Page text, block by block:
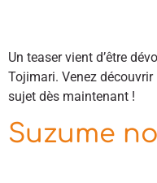
Un teaser vient d’être
Tojimari. Venez
sujet dès maintenant !
Suzume